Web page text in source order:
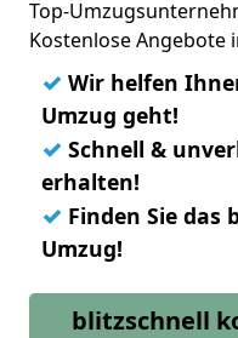
Top-
Kostenlose Angebote
✓ Wir helfen
Umzug geht!
✓ Schnell &
erhalten!
✓ Finden Sie das
Umzug!
blitzschnell